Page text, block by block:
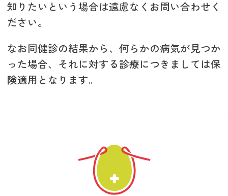
知りたいという場合は遠慮なくお問い合わせく
ださい。
なお同健診の結果から、何らかの病気が見つか
った場合、それに対する診療につきましては保
険適用となります。